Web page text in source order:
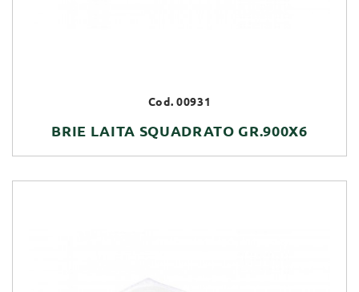
Cod. 00931
BRIE LAITA SQUADRATO GR.900X6